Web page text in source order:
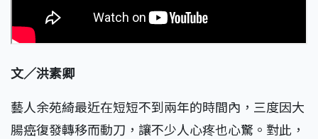
文／洪素卿
藝人余苑綺最近在短短不到兩年的時間內，三度因大
腸癌復發轉移而動刀，讓不少人心疼也心驚。對此，